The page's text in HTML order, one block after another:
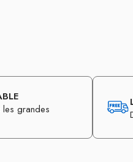
grandes